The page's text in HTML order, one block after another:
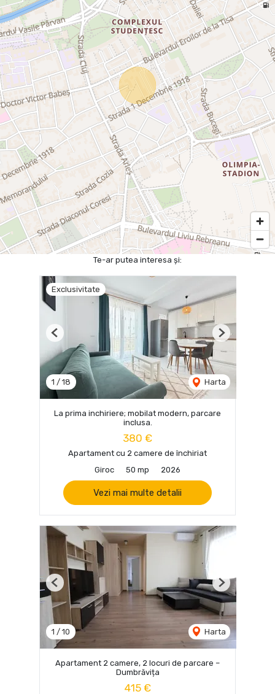
Te-ar putea interesa și:
Exclusivitate
1 / 18 Harta
Previous Next
La prima inchiriere; mobilat modern, parcare
inclusa.
380 €
Apartament cu 2 camere de închiriat
Giroc
50 mp 2026
Vezi mai multe detalii
1 / 10 Harta
Previous Next
Apartament 2 camere, 2 locuri de parcare –
Dumbrăvița
415 €